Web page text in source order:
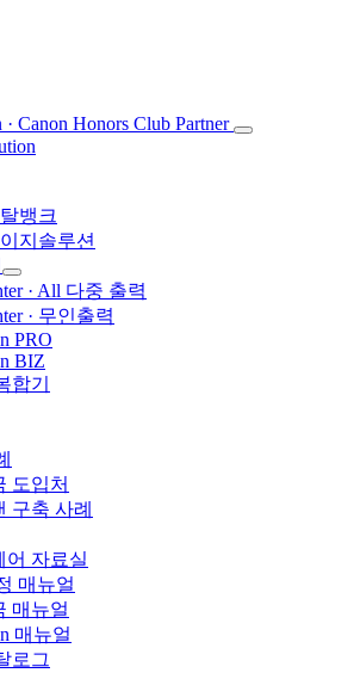
뱅크
지솔루션
· All 다중 출력
· 무인출력
PRO
BIZ
합기
도입처
구축 사례
어 자료실
매뉴얼
매뉴얼
매뉴얼
로그